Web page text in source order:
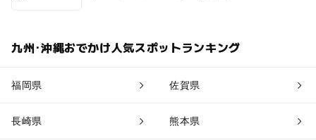
九州･沖縄おでかけ人気スポットランキング
福岡県 佐賀県
長崎県 熊本県